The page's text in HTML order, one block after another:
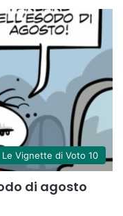
Le Vignette di Voto 10
di agosto